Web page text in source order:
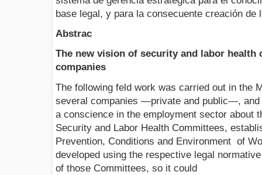
base legal, y para la consecuente creación de
Abstrac
The new vision of security and labor health
companies
The following feld work was carried out in the
several companies —private and public—, and
a conscience in the employment sector about
Security and Labor Health Committees,
Prevention, Conditions and Environment of
developed using the respective legal
of those Committees, so it could